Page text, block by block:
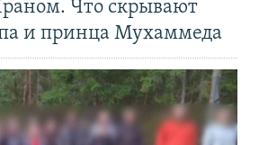
Что скрывают
и принца Мухаммеда